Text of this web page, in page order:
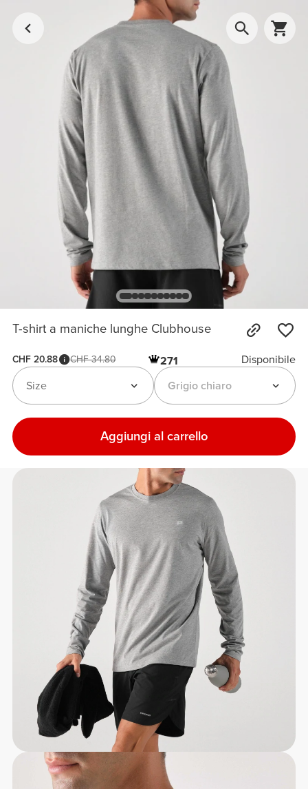
T-shirt a maniche lunghe Clubhouse
CHF 20.88 CHF 34.80 271
Disponibile
Grigio chiaro
Size
Aggiungi al carrello